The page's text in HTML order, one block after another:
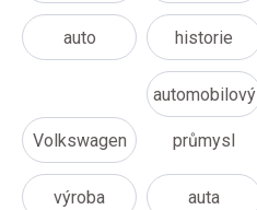
auto historie
Volkswagen
automobilový
průmysl
výroba auta